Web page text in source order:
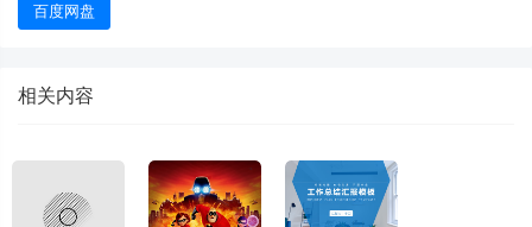
百度网盘
相关内容